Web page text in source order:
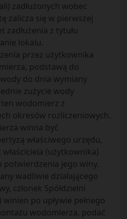
zadłużonych wobec
zalicza się w pierwszej
zadłużenia z tytułu
lokalu.
przez użytkownika
podstawą do
do dnia wymiany
zużycie wody
wodomierz z
okresów rozliczeniowych.
winna być
właściwego urzędu,
(użytkownika)
potwierdzenia jego winy.
wadliwie działającego
członek Spółdzielni
po upływie pełnego
wodomierza, podać